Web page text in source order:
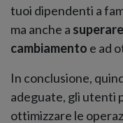
tuoi dipendenti a
ma anche a
cambiamento e ad
In conclusione,
adeguate, gli utenti
ottimizzare le